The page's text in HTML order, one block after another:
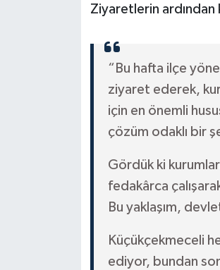
Ziyaretlerin ardından
“Bu hafta ilçe
ziyaret ederek,
için en önemli
çözüm odaklı bir
Gördük ki
fedakârca
Bu yaklaşım,
Küçükçekmeceli
ediyor, bundan